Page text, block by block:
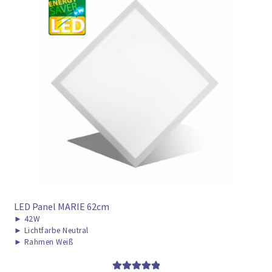
LED Panel MARIE 62cm
► 42W
► Lichtfarbe Neutral
► Rahmen Weiß